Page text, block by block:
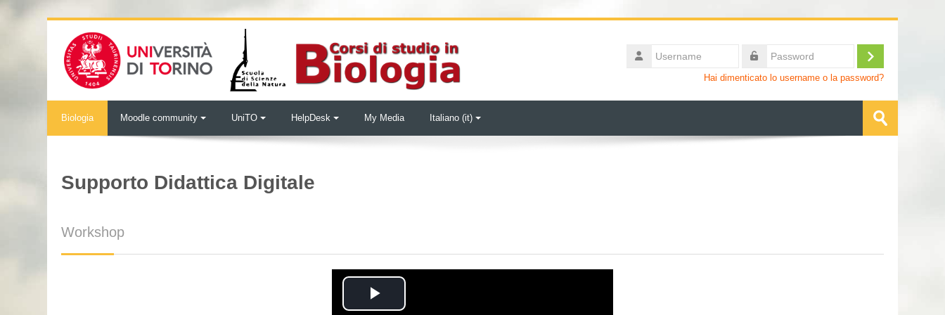
Username
Login
Hai dimenticato lo username o la password?
Biologia Moodle community UniTO HelpDesk My Media Italiano ‎(it)‎
Invia
Supporto Didattica Digitale
Workshop
Play